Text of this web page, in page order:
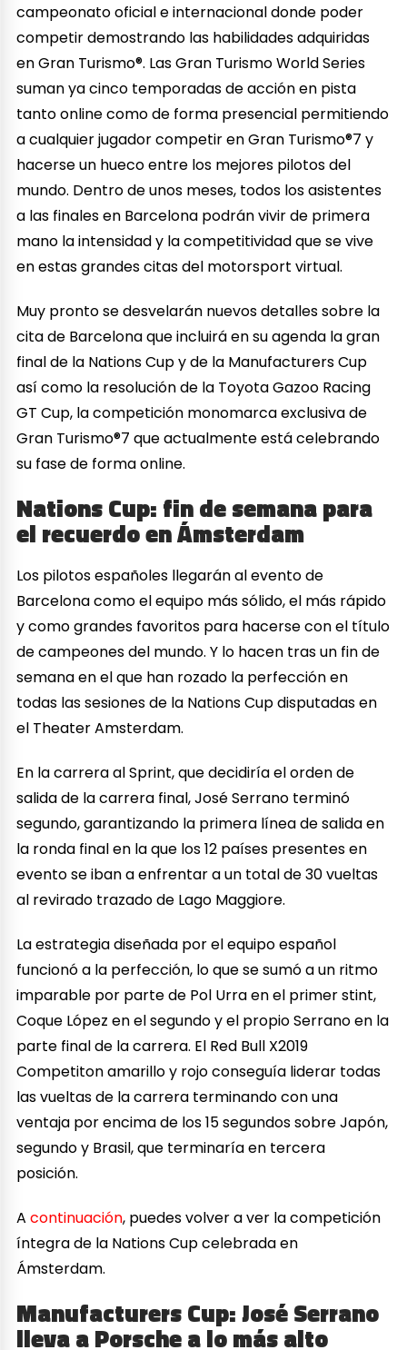
campeonato oficial e internacional donde poder
competir demostrando las habilidades adquiridas
en Gran Turismo®. Las Gran Turismo World Series
suman ya cinco temporadas de acción en pista
tanto online como de forma presencial permitiendo
a cualquier jugador competir en Gran Turismo®7 y
hacerse un hueco entre los mejores pilotos del
mundo. Dentro de unos meses, todos los asistentes
a las finales en Barcelona podrán vivir de primera
mano la intensidad y la competitividad que se vive
en estas grandes citas del motorsport virtual.
Muy pronto se desvelarán nuevos detalles sobre la
cita de Barcelona que incluirá en su agenda la gran
final de la Nations Cup y de la Manufacturers Cup
así como la resolución de la Toyota Gazoo Racing
GT Cup, la competición monomarca exclusiva de
Gran Turismo®7 que actualmente está celebrando
su fase de forma online.
Nations Cup: fin de semana para
el recuerdo en Ámsterdam
Los pilotos españoles llegarán al evento de
Barcelona como el equipo más sólido, el más rápido
y como grandes favoritos para hacerse con el título
de campeones del mundo. Y lo hacen tras un fin de
semana en el que han rozado la perfección en
todas las sesiones de la Nations Cup disputadas en
el Theater Amsterdam.
En la carrera al Sprint, que decidiría el orden de
salida de la carrera final, José Serrano terminó
segundo, garantizando la primera línea de salida en
la ronda final en la que los 12 países presentes en
evento se iban a enfrentar a un total de 30 vueltas
al revirado trazado de Lago Maggiore.
La estrategia diseñada por el equipo español
funcionó a la perfección, lo que se sumó a un ritmo
imparable por parte de Pol Urra en el primer stint,
Coque López en el segundo y el propio Serrano en la
parte final de la carrera. El Red Bull X2019
Competiton amarillo y rojo conseguía liderar todas
las vueltas de la carrera terminando con una
ventaja por encima de los 15 segundos sobre Japón,
segundo y Brasil, que terminaría en tercera
posición.
Acontinuación, puedes volver a ver la competición
íntegra de la Nations Cup celebrada en
Ámsterdam.
Manufacturers Cup: José Serrano
lleva a Porsche a lo más alto